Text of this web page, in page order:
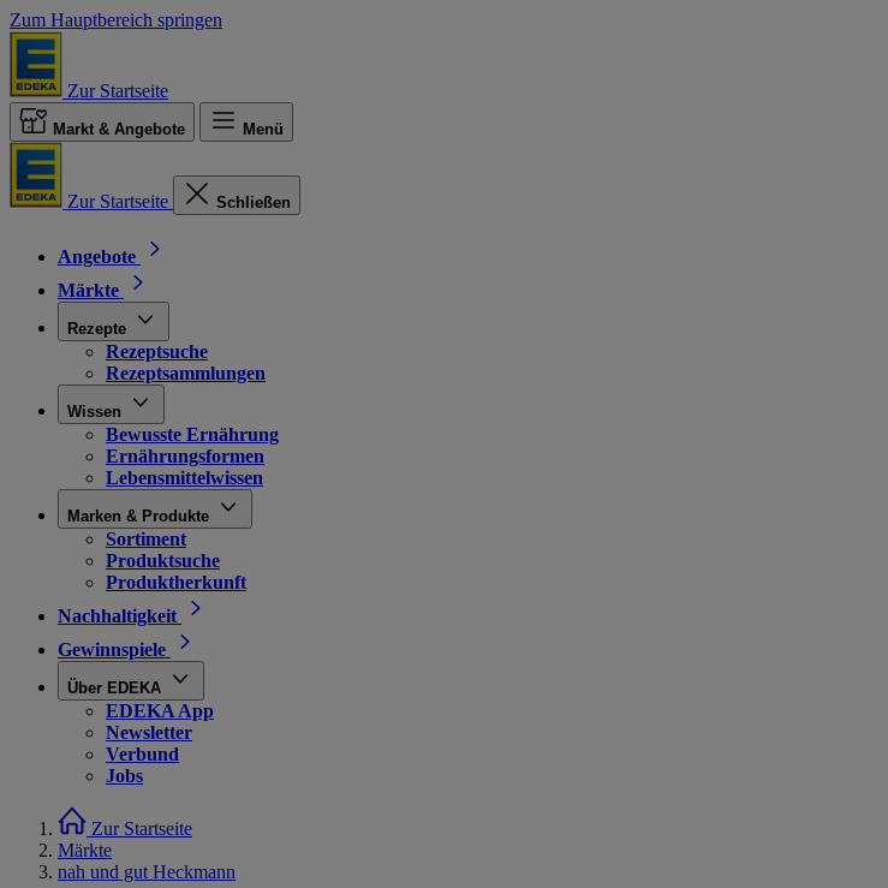
Zum Hauptbereich springen
Zur Startseite
Markt & Angebote Menü
Zur Startseite Schließen
Angebote
Märkte
Rezepte
Rezeptsuche
Rezeptsammlungen
Wissen
Bewusste Ernährung
Ernährungsformen
Lebensmittelwissen
Marken & Produkte
Sortiment
Produktsuche
Produktherkunft
Nachhaltigkeit
Gewinnspiele
Über EDEKA
EDEKA App
Newsletter
Verbund
Jobs
Zur Startseite
Märkte
nah und gut Heckmann